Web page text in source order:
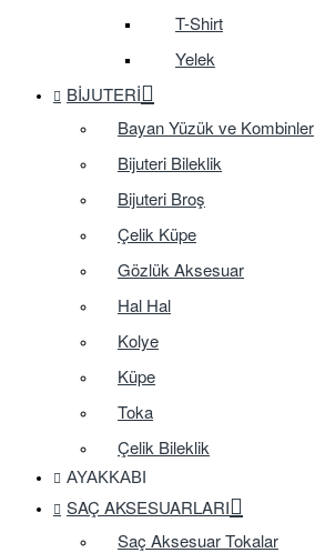
T-Shirt
Yelek
BIJUTERI
Bayan Yüzük ve Kombinler
Bijuteri Bileklik
Bijuteri Broş
Çelik Küpe
Gözlük Aksesuar
Hal Hal
Kolye
Küpe
Toka
Çelik Bileklik
AYAKKABI
SAÇ AKSESUARLARI
Saç Aksesuar Tokalar